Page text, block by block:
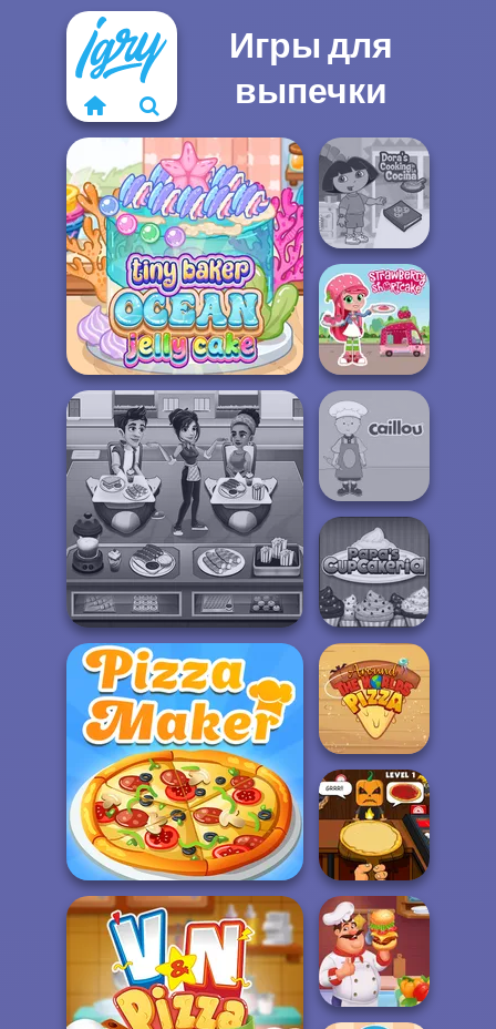
Игры для
выпечки
Tiny Baker Ocean Jelly
Cake
Cooking Cafe Food Chef
The Pizza Maker
Dora Cooking in
la Cucina
Strawberry
Shortcake
Caillou Chef
Papa's
Cupcakeria
Around the
Worlds Pizza
Halloween
Pizzeria